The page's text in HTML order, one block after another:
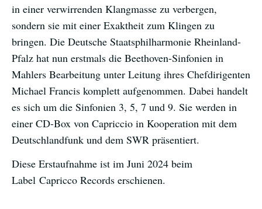
in einer verwirrenden Klangmasse zu verbergen,
sondern sie mit einer Exaktheit zum Klingen zu
bringen. Die Deutsche Staatsphilharmonie Rheinland-
Pfalz hat nun erstmals die Beethoven-Sinfonien in
Mahlers Bearbeitung unter Leitung ihres Chefdirigenten
Michael Francis komplett aufgenommen. Dabei handelt
es sich um die Sinfonien 3, 5, 7 und 9. Sie werden in
einer CD-Box von Capriccio in Kooperation mit dem
Deutschlandfunk und dem SWR präsentiert.
Diese Erstaufnahme ist im Juni 2024 beim
Label Capricco Records erschienen.